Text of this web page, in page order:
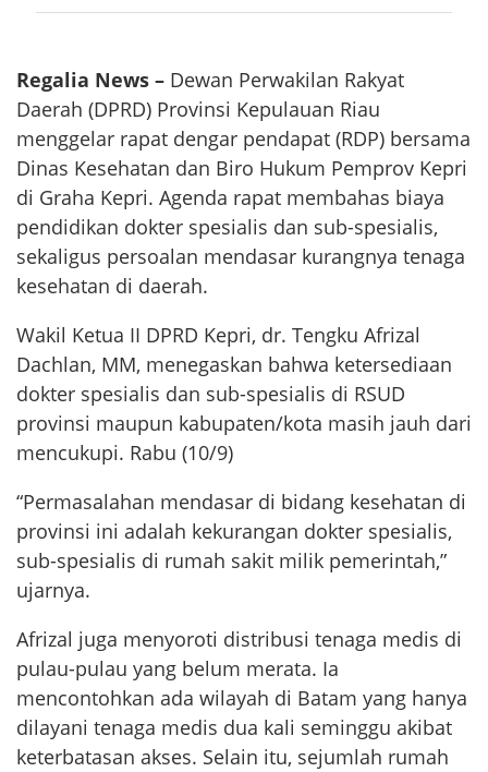
Regalia News – Dewan Perwakilan Rakyat
Daerah (DPRD) Provinsi Kepulauan Riau
menggelar rapat dengar pendapat (RDP) bersama
Dinas Kesehatan dan Biro Hukum Pemprov Kepri
di Graha Kepri. Agenda rapat membahas biaya
pendidikan dokter spesialis dan sub-spesialis,
sekaligus persoalan mendasar kurangnya tenaga
kesehatan di daerah.
Wakil Ketua II DPRD Kepri, dr. Tengku Afrizal
Dachlan, MM, menegaskan bahwa ketersediaan
dokter spesialis dan sub-spesialis di RSUD
provinsi maupun kabupaten/kota masih jauh dari
mencukupi. Rabu (10/9)
“Permasalahan mendasar di bidang kesehatan di
provinsi ini adalah kekurangan dokter spesialis,
sub-spesialis di rumah sakit milik pemerintah,”
ujarnya.
Afrizal juga menyoroti distribusi tenaga medis di
pulau-pulau yang belum merata. Ia
mencontohkan ada wilayah di Batam yang hanya
dilayani tenaga medis dua kali seminggu akibat
keterbatasan akses. Selain itu, sejumlah rumah